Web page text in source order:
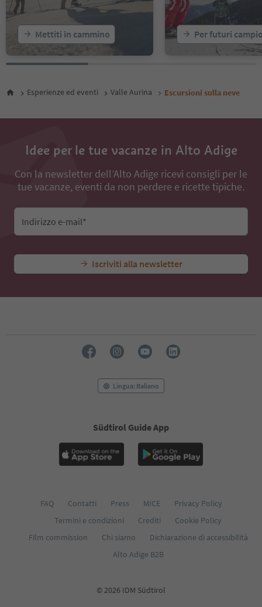
Mettiti in cammino Per futuri
Esperienze ed eventi Valle Aurina Escursioni sulla neve
Idee per le tue vacanze in Alto Adige
Con la newsletter dell’Alto Adige ricevi consigli per le
tue vacanze, eventi da non perdere e ricette tipiche.
Indirizzo e-mail*
Iscriviti alla newsletter
Lingua: Italiano
Südtirol Guide App
FAQ Contatti Press MICE
Privacy Policy
Termini e condizioni
Crediti
Cookie Policy
Film commission
Chi siamo
Dichiarazione di accessibilità
Alto Adige B2B
© 2026 IDM Südtirol